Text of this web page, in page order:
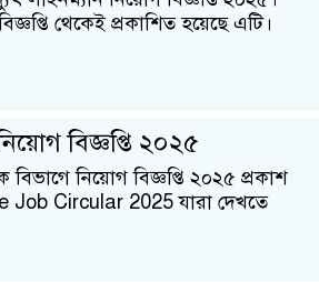
থেকেই প্রকাশিত হয়েছে এটি।
বিজ্ঞপ্তি ২০২৫
নিয়োগ বিজ্ঞপ্তি ২০২৫ প্রকাশ
Job Circular 2025 যারা দেখতে